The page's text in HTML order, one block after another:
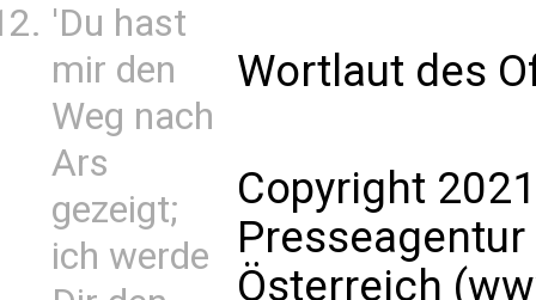
'Du hast
mir den
Weg nach
Ars
gezeigt;
ich werde
Wortlaut des
Copyright
Presseagentur
Österreich